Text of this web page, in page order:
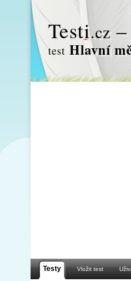
Testi.cz
test Hlavní
Testy Vložit test